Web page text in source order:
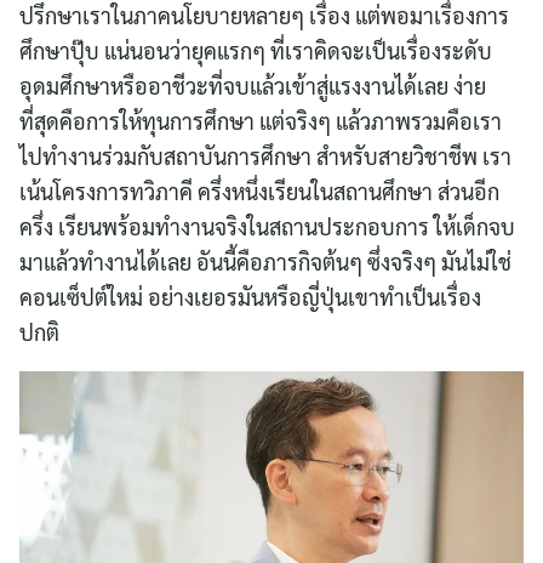
ปรึกษาเราในภาคนโยบายหลายๆ เรื่อง แต่พอมาเรื่องการ
ศึกษาปุ๊บ แน่นอนว่ายุคแรกๆ ที่เราคิดจะเป็นเรื่องระดับ
อุดมศึกษาหรืออาชีวะที่จบแล้วเข้าสู่แรงงานได้เลย ง่าย
ที่สุดคือการให้ทุนการศึกษา แต่จริงๆ แล้วภาพรวมคือเรา
ไปทำงานร่วมกับสถาบันการศึกษา สำหรับสายวิชาชีพ เรา
เน้นโครงการทวิภาคี ครึ่งหนึ่งเรียนในสถานศึกษา ส่วนอีก
ครึ่ง เรียนพร้อมทำงานจริงในสถานประกอบการ ให้เด็กจบ
มาแล้วทำงานได้เลย อันนี้คือภารกิจต้นๆ ซึ่งจริงๆ มันไม่ใช่
คอนเซ็ปต์ใหม่ อย่างเยอรมันหรือญี่ปุ่นเขาทำเป็นเรื่อง
ปกติ